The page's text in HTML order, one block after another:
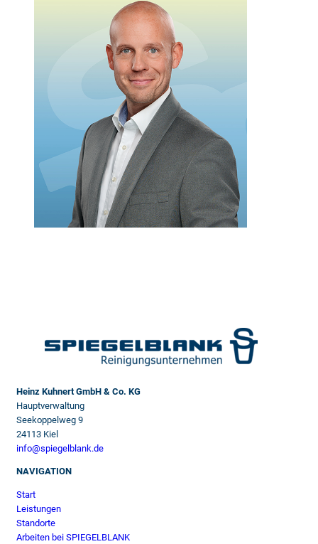
Heinz Kuhnert GmbH & Co. KG
Hauptverwaltung
Seekoppelweg 9
24113 Kiel
info@spiegelblank.de
NAVIGATION
Start
Leistungen
Standorte
Arbeiten bei SPIEGELBLANK